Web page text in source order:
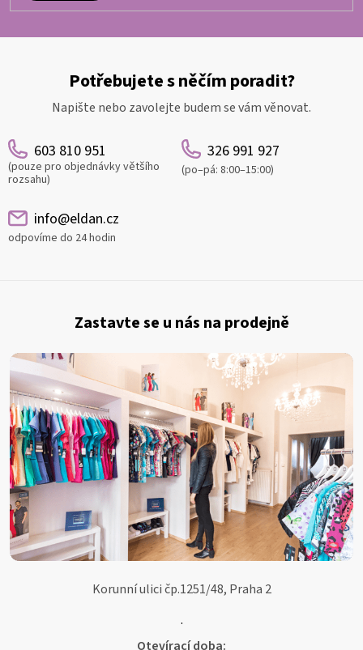
Potřebujete s něčím poradit?
Napište nebo zavolejte budem se vám věnovat.
603 810 951
(pouze pro objednávky většího
rozsahu)
326 991 927
(po–pá: 8:00–15:00)
info@eldan.cz
odpovíme do 24 hodin
Zastavte se u nás na prodejně
Korunní ulici čp.1251/48, Praha 2
.
Otevírací doba: